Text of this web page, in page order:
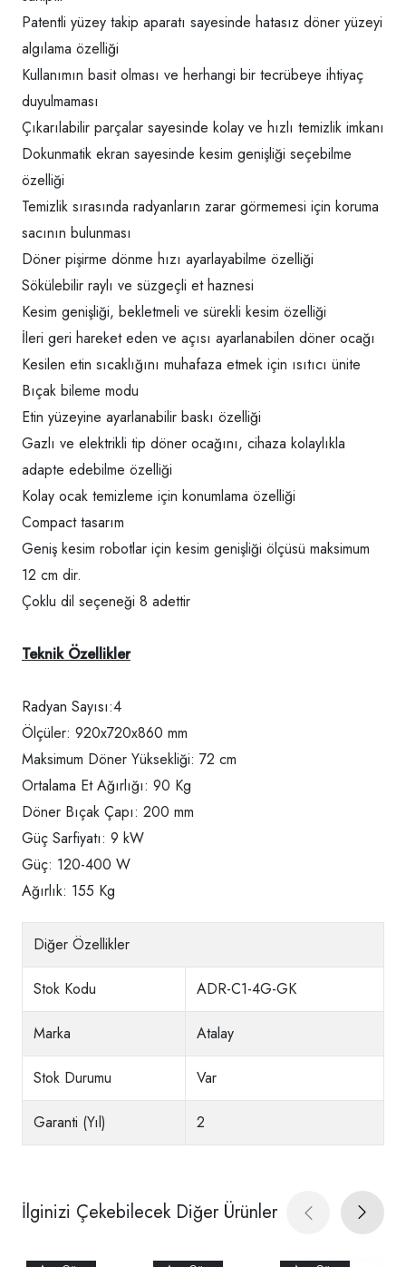
Patentli yüzey takip aparatı sayesinde hatasız döner yüzeyi
algılama özelliği
Kullanımın basit olması ve herhangi bir tecrübeye ihtiyaç
duyulmaması
Çıkarılabilir parçalar sayesinde kolay ve hızlı temizlik imkanı
Dokunmatik ekran sayesinde kesim genişliği seçebilme
özelliği
Temizlik sırasında radyanların zarar görmemesi için koruma
sacının bulunması
Döner pişirme dönme hızı ayarlayabilme özelliği
Sökülebilir raylı ve süzgeçli et haznesi
Kesim genişliği, bekletmeli ve sürekli kesim özelliği
İleri geri hareket eden ve açısı ayarlanabilen döner ocağı
Kesilen etin sıcaklığını muhafaza etmek için ısıtıcı ünite
Bıçak bileme modu
Etin yüzeyine ayarlanabilir baskı özelliği
Gazlı ve elektrikli tip döner ocağını, cihaza kolaylıkla
adapte edebilme özelliği
Kolay ocak temizleme için konumlama özelliği
Compact tasarım
Geniş kesim robotlar için kesim genişliği ölçüsü maksimum
12 cm dir.
Çoklu dil seçeneği 8 adettir
Teknik Özellikler
Radyan Sayısı:4
Ölçüler: 920x720x860 mm
Maksimum Döner Yüksekliği: 72 cm
Ortalama Et Ağırlığı: 90 Kg
Döner Bıçak Çapı: 200 mm
Güç Sarfiyatı: 9 kW
Güç: 120-400 W
Ağırlık: 155 Kg
Diğer Özellikler
Stok Kodu ADR-C1-4G-GK
Marka Atalay
Stok Durumu Var
Garanti (Yıl) 2
İlginizi Çekebilecek Diğer Ürünler